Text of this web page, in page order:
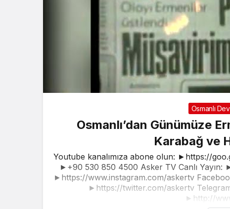
Osmanlı
Osmanlı’dan Günümüze
Karabağ ve
Youtube kanalımıza abone olun: ►https://
►+90 530 850 4500 Asker TV Canlı
►https://www.instagram.com/askertv
►https://twitter.com/askertv
►http://